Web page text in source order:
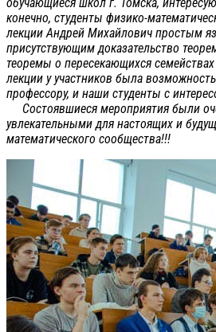
конечно, студенты физико-
лекции Андрей Михайлович простым
присутствующим доказательство
теоремы о пересекающихся
лекции у участников была
профессору, и наши студенты с
Состоявшиеся мероприятия были
увлекательными для настоящих и
математического сообщества!!!